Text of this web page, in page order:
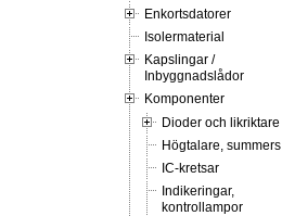
Enkortsdatorer
Isolermaterial
Kapslingar /
Inbyggnadslådor
Komponenter
Dioder och likriktare
Högtalare, summers
IC-kretsar
Indikeringar,
kontrollampor